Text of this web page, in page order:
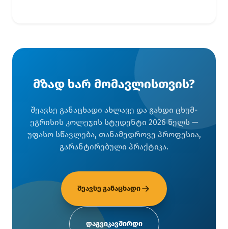
მზად ხარ მომავლისთვის?
შეავსე განაცხადი ახლავე და გახდი ცხუმ-
ეგრისის კოლეჯის სტუდენტი 2026 წელს —
უფასო სწავლება, თანამედროვე პროფესია,
გარანტირებული პრაქტიკა.
შეავსე განაცხადი
დაგვიკავშირდი